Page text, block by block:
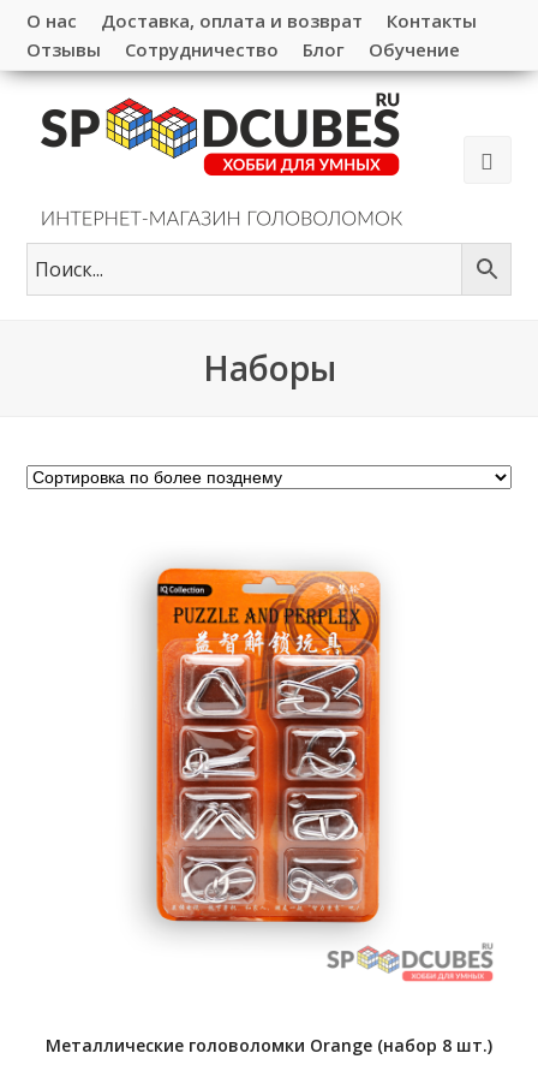
О нас Доставка, оплата и возврат
Контакты
Отзывы
Сотрудничество Блог Обучение
Наборы
Металлические головоломки Orange (набор 8 шт.)